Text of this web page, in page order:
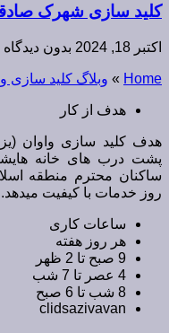
کلید سازی شهرک
اکتبر 18, 2024 بدون دیدگاه
Home
» وبلاگ کلید سازی
هدف از کار
هدف کلید سازی واوان
پشت درب های خانه
ساکنان محترم منطقه
روز خدمات با کیفیت میدهد.
ساعات کاری
هر روز هفته
9 صبح تا 2 ظهر
4 عصر تا 7 شب
8 شب تا 6 صبح
clidsazivavan